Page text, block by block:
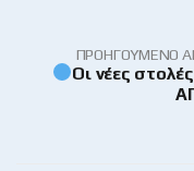
ΠΡΟΗΓΟΎΜΕΝΟ
Οι νέες